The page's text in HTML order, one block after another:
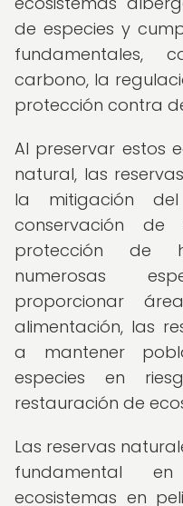
de especies y
carbono, la
protección contra
Al preservar estos
natural, las
la mitigación
conservación
protección de
numerosas
proporcionar
alimentación, las
a mantener
especies en
restauración de
Las reservas
fundamental
ecosistemas en